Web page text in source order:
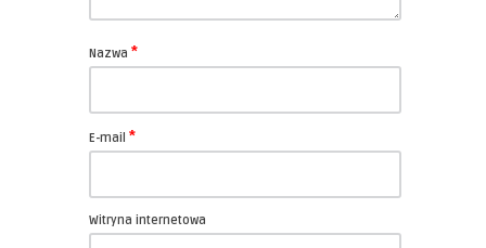
Nazwa *
E-mail *
Witryna internetowa